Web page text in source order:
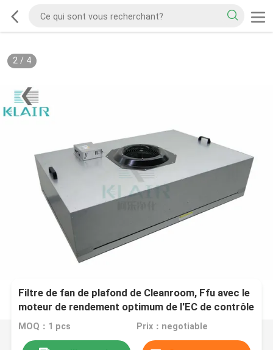
2/ 4
Filtre de fan de plafond de Cleanroom, Ffu avec le
moteur de rendement optimum de l'EC de contrôle
de groupe
MOQ：1 pcs Prix：negotiable